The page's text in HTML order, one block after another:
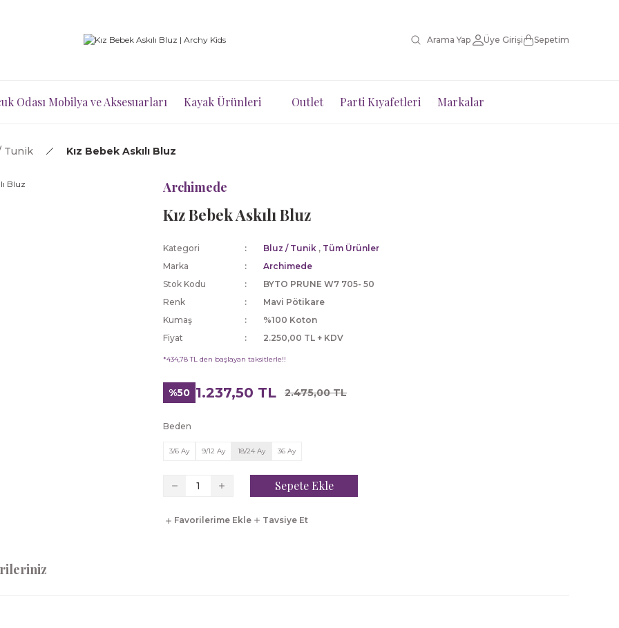
Üye Girişi Sepetim
Odası Mobilya ve Aksesuarları Kayak Ürünleri Outlet Parti Kıyafetleri Markalar
Tunik Kız Bebek Askılı Bluz
Archimede
Kız Bebek Askılı Bluz
Kategori Bluz / Tunik , Tüm Ürünler
Marka
Archimede
Stok Kodu
BYTO PRUNE W7 705- 50
Renk
Mavi Pötikare
Kumaş
%100 Koton
Fiyat
2.250,00 TL + KDV
*434,78 TL den başlayan taksitlerle!!
%50 1.237,50 TL 2.475,00 TL
Beden
3/6 Ay 9/12 Ay 18/24 Ay 36 Ay
Sepete Ekle
Tavsiye Et